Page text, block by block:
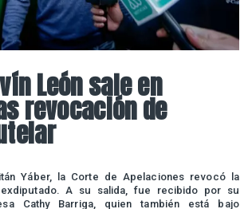
León sale en
revocación de
Yáber, la Corte de Apelaciones revocó la
A su salida, fue recibido por su
Cathy Barriga, quien también está bajo